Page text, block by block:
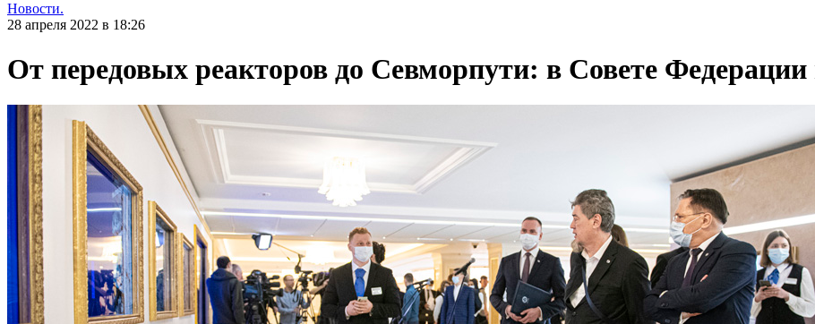
Новости.
28 апреля 2022 в 18:26
От передовых реакторов до Севморпути: в Совете